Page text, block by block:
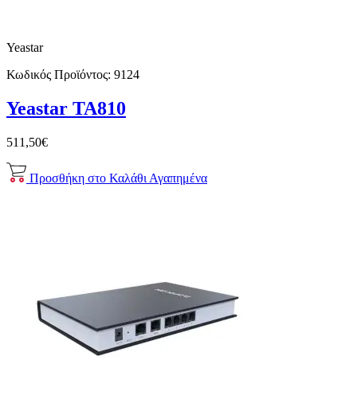
Yeastar
Κωδικός Προϊόντος: 9124
Yeastar TA810
511,50€
Προσθήκη στο Καλάθι Αγαπημένα